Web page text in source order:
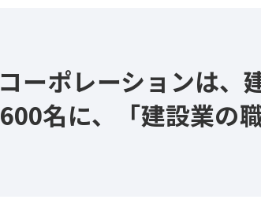
ーポレーションは、
名に、「建設業の